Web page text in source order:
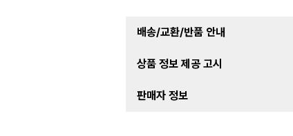
배송/교환/반품 안내
상품 정보 제공 고시
판매자 정보